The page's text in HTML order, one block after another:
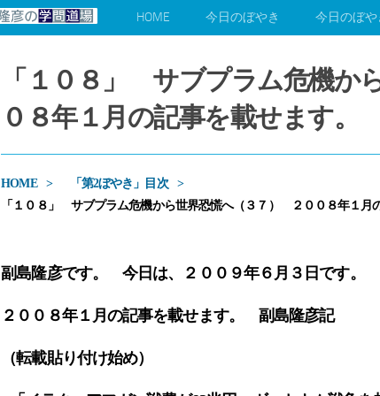
HOME 今日のぼやき 今日のぼ
「１０８」 サブプラム危機か
０８年１月の記事を載せます
HOME
「第2ぼやき」目次
「１０８」 サブプラム危機から世界恐慌へ（３７） ２００８年１
副島隆彦です。 今日は、２００９年６月３日です。
２００８年１月の記事を載せます。 副島隆彦記
（転載貼り付け始め）